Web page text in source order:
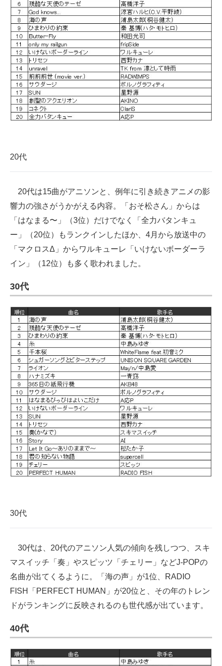
20代
20代は15曲がアニソンと、例年に引き続きアニメの影
響力の強さがうかがえる内容。「おそ松さん」からは
「はなまる〜」（3位）だけでなく「全力バタンキュ
ー」（20位）もランクインしたほか、4月から放送中の
「マクロスΔ」からワルキューレ「いけないボーダーラ
イン」（12位）も多く歌われました。
30代
30代
30代は、20代のアニソン人気の傾向を残しつつ、スキ
マスイッチ「奏」やスピッツ「チェリー」などJ-POPの
名曲が出てくるように。「海の声」が1位、RADIO
FISH「PERFECT HUMAN」が20位と、その年のトレン
ドがランキングに反映されるのも世代感が出ています。
40代